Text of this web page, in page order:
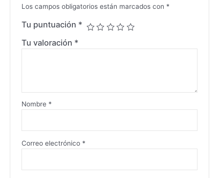
Los campos obligatorios están marcados con *
Tu puntuación *
Tu valoración *
Nombre *
Correo electrónico *